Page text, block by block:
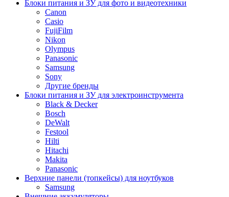
Блоки питания и ЗУ для фото и видеотехники
Canon
Casio
FujiFilm
Nikon
Olympus
Panasonic
Samsung
Sony
Другие бренды
Блоки питания и ЗУ для электроинструмента
Black & Decker
Bosch
DeWalt
Festool
Hilti
Hitachi
Makita
Panasonic
Верхние панели (топкейсы) для ноутбуков
Samsung